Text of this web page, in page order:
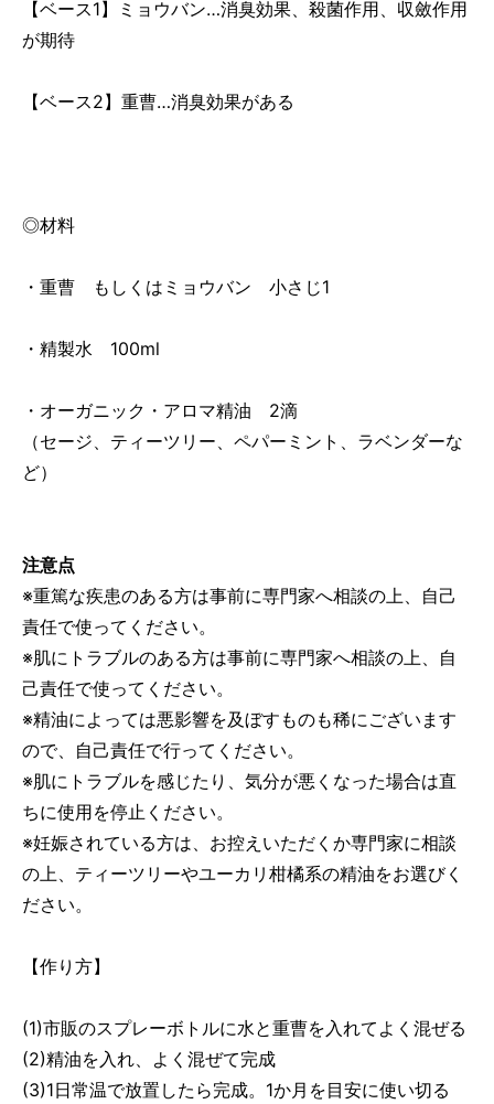
【ベース1】ミョウバン…消臭効果、殺菌作用、収斂作用
が期待
【ベース2】重曹…消臭効果がある
◎材料
・重曹 もしくはミョウバン 小さじ1
・精製水 100ml
・オーガニック・アロマ精油 2滴
（セージ、ティーツリー、ペパーミント、ラベンダーな
ど）
注意点
※重篤な疾患のある方は事前に専門家へ相談の上、自己
責任で使ってください。
※肌にトラブルのある方は事前に専門家へ相談の上、自
己責任で使ってください。
※精油によっては悪影響を及ぼすものも稀にございます
ので、自己責任で行ってください。
※肌にトラブルを感じたり、気分が悪くなった場合は直
ちに使用を停止ください。
※妊娠されている方は、お控えいただくか専門家に相談
の上、ティーツリーやユーカリ柑橘系の精油をお選びく
ださい。
【作り方】
(1)市販のスプレーボトルに水と重曹を入れてよく混ぜる
(2)精油を入れ、よく混ぜて完成
(3)1日常温で放置したら完成。1か月を目安に使い切る